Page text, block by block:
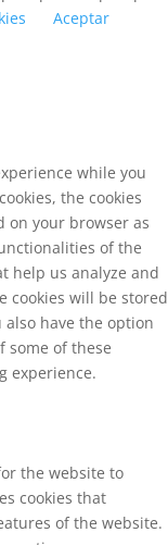
Aceptar
while you
the cookies
on your browser as
of the
help us analyze and
cookies will be stored
have the option
some of these
experience.
the website to
cookies that
of the website.